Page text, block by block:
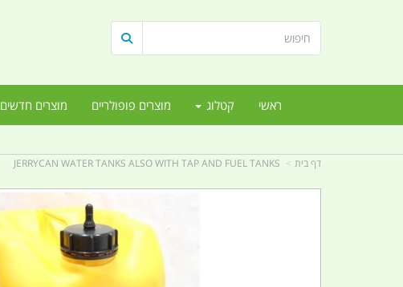
ראשי קטלוג מוצרים פופולריים מוצרים חדשים
דף בית JERRYCAN WATER TANKS ALSO WITH TAP AND FUEL TANKS